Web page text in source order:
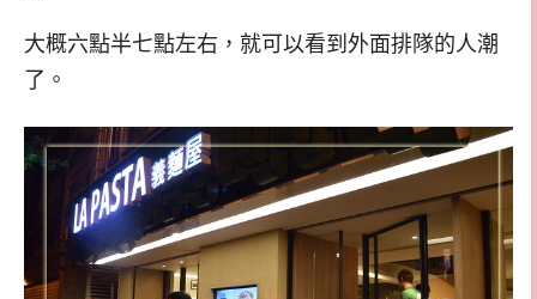
大概六點半七點左右，就可以看到外面排隊的人潮
了。